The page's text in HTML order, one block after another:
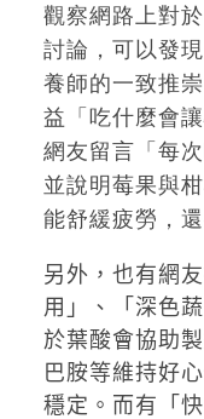
觀察網路上對
討論，可以發
養師的一致推
益「吃什麼會
網友留言「每
並說明莓果與
能舒緩疲勞，
另外，也有網
用」、「深色
於葉酸會協助
巴胺等維持好
穩定。而有「